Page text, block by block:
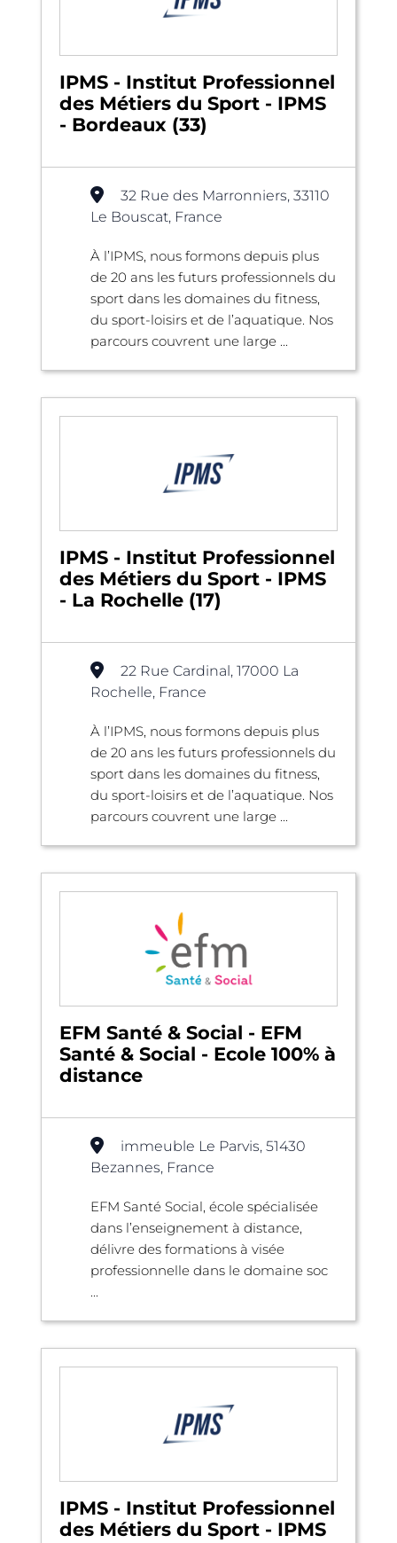
IPMS - Institut Professionnel
des Métiers du Sport - IPMS
- Bordeaux (33)
32 Rue des Marronniers, 33110
Le Bouscat, France
À l’IPMS, nous formons depuis plus
de 20 ans les futurs professionnels du
sport dans les domaines du fitness,
du sport-loisirs et de l’aquatique. Nos
parcours couvrent une large ...
IPMS - Institut Professionnel
des Métiers du Sport - IPMS
- La Rochelle (17)
22 Rue Cardinal, 17000 La
Rochelle, France
À l’IPMS, nous formons depuis plus
de 20 ans les futurs professionnels du
sport dans les domaines du fitness,
du sport-loisirs et de l’aquatique. Nos
parcours couvrent une large ...
EFM Santé & Social - EFM
Santé & Social - Ecole 100% à
distance
immeuble Le Parvis, 51430
Bezannes, France
EFM Santé Social, école spécialisée
dans l’enseignement à distance,
délivre des formations à visée
professionnelle dans le domaine soc
...
IPMS - Institut Professionnel
des Métiers du Sport - IPMS